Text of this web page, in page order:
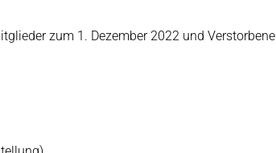
zum 1. Dezember 2022 und Verstorbene